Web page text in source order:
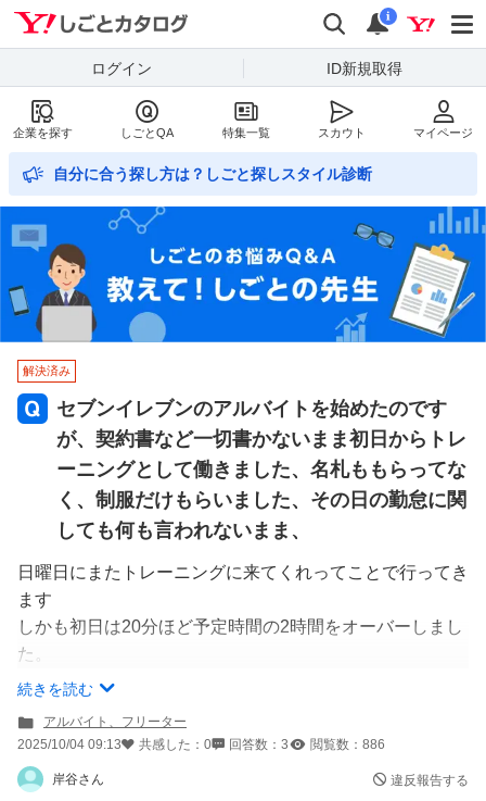
Yahoo!しごとカタログ
検索
通知
i
ログイン ID新規取得
企業を探す しごとQA 特集一覧 スカウト マイページ
自分に合う探し方は？しごと探しスタイル診断
解決済み
セブンイレブンのアルバイトを始めたのです
が、契約書など一切書かないまま初日からトレ
ーニングとして働きました、名札ももらってな
く、制服だけもらいました、その日の勤怠に関
しても何も言われないまま、
日曜日にまたトレーニングに来てくれってことで行ってき
ます
しかも初日は20分ほど予定時間の2時間をオーバーしまし
た。
ールなどのやり取りで、書類記入などで持ち物は必要ない
のか？きくと、必要ないです、今後のことはその時話す、
と言われたのに話されてません。。。
続きを読む
アルバイト、フリーター
2025/10/04 09:13
共感した： 0 回答数： 3 閲覧数： 886
岸谷さん 違反報告する